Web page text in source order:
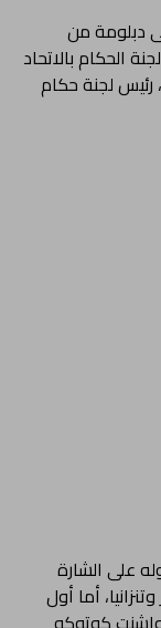
على دبلومة من
الحكام بالاتحاد
رئيس لجنة حكام
على الشارة
وتنزانيا، أما أول